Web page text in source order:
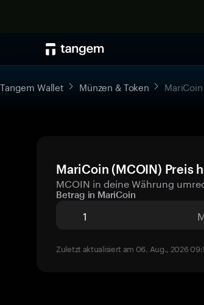
Tangem Wallet Münzen & Token MariCoin
MariCoin (MCOIN) Preis
MCOIN in deine Währung
Betrag in MariCoin
Zuletzt aktualisiert am 06. Aug., 2026